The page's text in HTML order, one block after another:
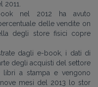
nel 2012 ha avuto
delle vendite on
degli store fisici copre
dagli e-book, i dati di
degli acquisti del settore
libri a stampa e vengono
mesi del 2013 lo stor